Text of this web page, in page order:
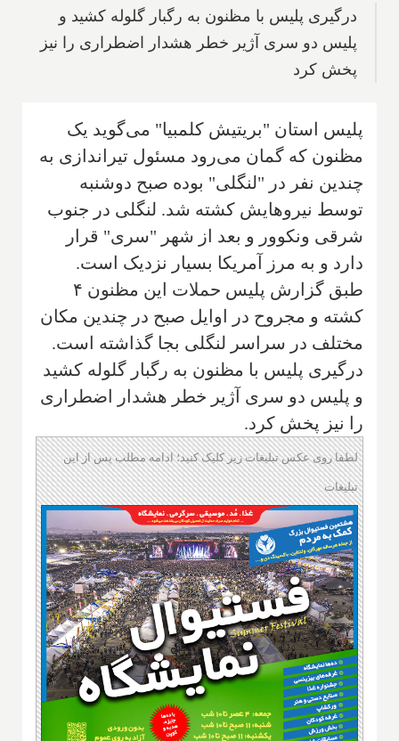
درگیری پلیس با مظنون به رگبار گلوله کشید و
پلیس دو سری آژیر خطر هشدار اضطراری را نیز
پخش کرد
پلیس استان "بریتیش کلمبیا" می‌گوید یک
مظنون که گمان می‌رود مسئول تیراندازی به
چندین نفر در "لنگلی" بوده صبح دوشنبه
توسط نیروهایش کشته شد. لنگلی در جنوب
شرقی ونکوور و بعد از شهر "سری" قرار
دارد و به مرز آمریکا بسیار نزدیک است.
طبق گزارش پلیس حملات این مظنون ۴
کشته و مجروح در اوایل صبح در چندین مکان
مختلف در سراسر لنگلی بجا گذاشته است.
درگیری پلیس با مظنون به رگبار گلوله کشید
و پلیس دو سری آژیر خطر هشدار اضطراری
را نیز پخش کرد.
لطفا روی عکس تبلیغات زیر کلیک کنید؛ ادامه مطلب پس از این
تبلیغات